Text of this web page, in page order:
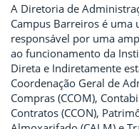
A Diretoria de
Campus Barreiros é uma
responsável por uma
ao funcionamento da
Direta e Indiretamente
Coordenação Geral de
Compras (CCOM),
Contratos (CCON),